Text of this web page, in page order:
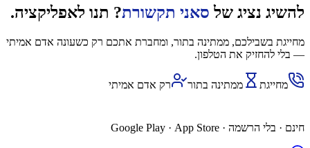
להשיג נציג של סאני תקשורת? תנו לאפליקציה.
מחייגת בשבילכם, ממתינה בתור, ומחברת אתכם רק כשעונה אדם אמיתי
— בלי להחזיק את הטלפון.
מחייגת ממתינה בתור
רק אדם אמיתי
חינם · בלי הרשמה · App Store
·
Google Play